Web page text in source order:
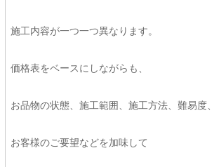
施工内容が一つ一つ異なります。
価格表をベースにしながらも、
お品物の状態、施工範囲、施工方法、難易度、
お客様のご要望などを加味して